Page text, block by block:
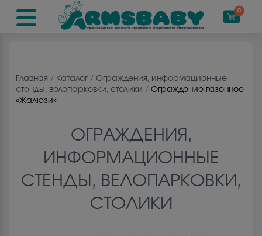
0
Главная / Каталог / Ограждения, информационные
стенды, велопарковки, столики / Ограждение газонное
«Жалюзи»
ОГРАЖДЕНИЯ,
ИНФОРМАЦИОННЫЕ
СТЕНДЫ, ВЕЛОПАРКОВКИ,
СТОЛИКИ